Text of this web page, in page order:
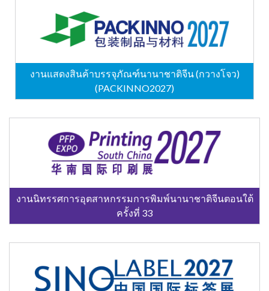
งานแสดงสินค้าบรรจุภัณฑ์นานาชาติจีน (กวางโจว)
(PACKINNO2027)
งานนิทรรศการอุตสาหกรรมการพิมพ์นานาชาติจีนตอนใต้
ครั้งที่ 33